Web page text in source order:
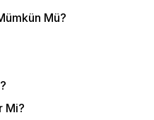
Mü?
Mi?
ave
95716